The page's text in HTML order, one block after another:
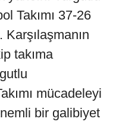
Takımı 37-26
takıma
mücadeleyi
bir galibiyet